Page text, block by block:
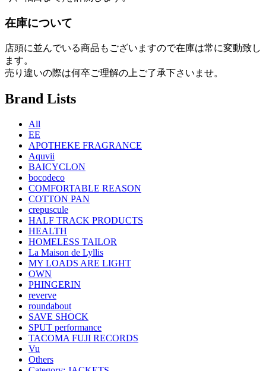
在庫について
店頭に並んでいる商品もございますので在庫は常に変動致し
ます。
売り違いの際は何卒ご理解の上ご了承下さいませ。
Brand Lists
All
EE
APOTHEKE FRAGRANCE
Aquvii
BAICYCLON
bocodeco
COMFORTABLE REASON
COTTON PAN
crepuscule
HALF TRACK PRODUCTS
HEALTH
HOMELESS TAILOR
La Maison de Lyllis
MY LOADS ARE LIGHT
OWN
PHINGERIN
reverve
roundabout
SAVE SHOCK
SPUT performance
TACOMA FUJI RECORDS
Vu
Others